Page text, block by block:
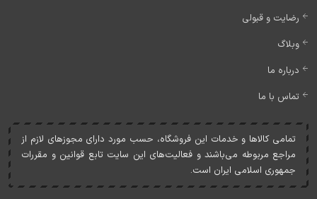
رضایت و قبولی
وبلاگ
درباره ما
تماس با ما
تمامی کالاها و خدمات اين فروشگاه، حسب مورد دارای مجوزهای لازم از
مراجع مربوطه می‌باشند و فعاليت‌های اين سايت تابع قوانين و مقررات
جمهوری اسلامی ايران است.